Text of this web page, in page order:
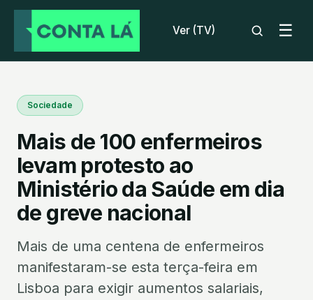
Ver (TV) ☰
Sociedade
Mais de 100 enfermeiros
levam protesto ao
Ministério da Saúde em dia
de greve nacional
Mais de uma centena de enfermeiros
manifestaram-se esta terça-feira em
Lisboa para exigir aumentos salariais,